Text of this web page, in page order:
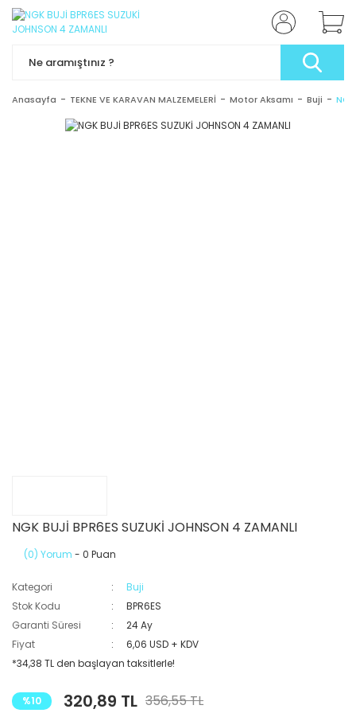
Anasayfa TEKNE VE KARAVAN MALZEMELERİ Motor Aksamı Buji
NGK BUJİ BPR6ES SUZUKİ JOHNSON 4 ZAMANLI
(0) Yorum - 0 Puan
Kategori
Buji
Stok Kodu
BPR6ES
Garanti Süresi
24 Ay
Fiyat
6,06 USD + KDV
*34,38 TL den başlayan taksitlerle!
%10 320,89 TL 356,55 TL